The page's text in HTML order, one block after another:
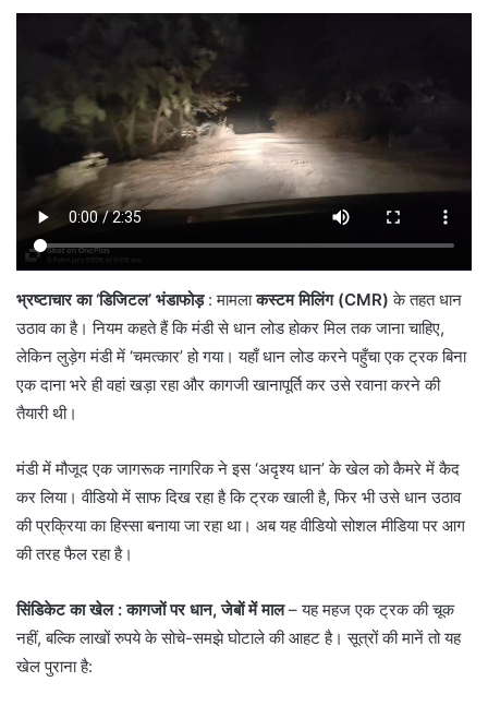
भ्रष्टाचार का ‘डिजिटल’ भंडाफोड़: ​मामलाकस्टम मिलिंग (CMR) के तहत धान
उठाव का है। नियम कहते हैं कि मंडी से धान लोड होकर मिल तक जाना चाहिए,
लेकिन लुड़ेग मंडी में ‘चमत्कार’ हो गया। यहाँ धान लोड करने पहुँचा एक ट्रक बिना
एक दाना भरे ही वहां खड़ा रहा और कागजी खानापूर्ति कर उसे रवाना करने की
तैयारी थी।
​मंडी में मौजूद एक जागरूक नागरिक ने इस ‘अदृश्य धान’ के खेल को कैमरे में कैद
कर लिया। वीडियो में साफ दिख रहा है कि ट्रक खाली है, फिर भी उसे धान उठाव
की प्रक्रिया का हिस्सा बनाया जा रहा था। अब यह वीडियो सोशल मीडिया पर आग
की तरह फैल रहा है।
सिंडिकेट का खेल : कागजों पर धान, जेबों में माल– ​यह महज एक ट्रक की चूक
नहीं, बल्कि लाखों रुपये के सोचे-समझे घोटाले की आहट है। सूत्रों की मानें तो यह
खेल पुराना है: